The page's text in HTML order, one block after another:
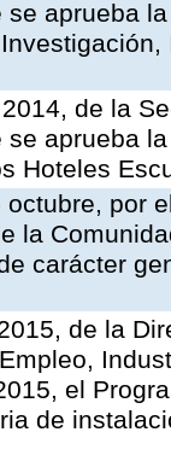
se aprueba
de la
se aprueba
Hoteles
por
la
carácter
de la
el
de